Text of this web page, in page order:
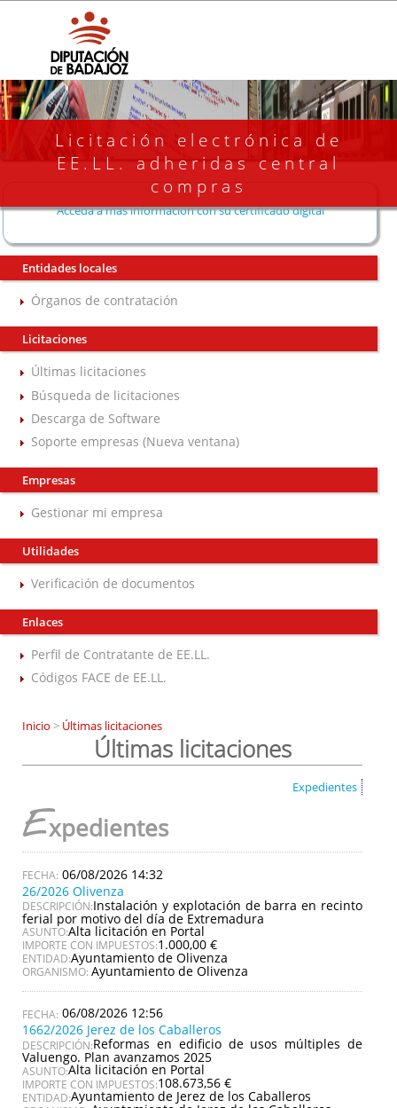
Licitación electrónica de
EE.LL. adheridas central
compras
Acceda a más información con su certificado digital
Entidades locales
Órganos de contratación
Licitaciones
Últimas licitaciones
Búsqueda de licitaciones
Descarga de Software
Soporte empresas (Nueva ventana)
Empresas
Gestionar mi empresa
Utilidades
Verificación de documentos
Enlaces
Perfil de Contratante de EE.LL.
Códigos FACE de EE.LL.
Inicio > Últimas licitaciones
Últimas licitaciones
Expedientes
Expedientes
06/08/2026 14:32
26/2026 Olivenza
DESCRIPCIÓN:Instalación y explotación de barra en recinto
ferial por motivo del día de Extremadura
ASUNTO:Alta licitación en Portal
IMPORTE CON IMPUESTOS:1.000,00 €
ENTIDAD:Ayuntamiento de Olivenza
ORGANISMO: Ayuntamiento de Olivenza
06/08/2026 12:56
1662/2026 Jerez de los Caballeros
DESCRIPCIÓN:Reformas en edificio de usos múltiples de
Valuengo. Plan avanzamos 2025
ASUNTO:Alta licitación en Portal
IMPORTE CON IMPUESTOS:108.673,56 €
ENTIDAD:Ayuntamiento de Jerez de los Caballeros